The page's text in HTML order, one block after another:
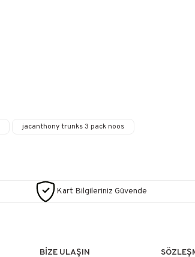
jacanthony trunks 3 pack noos
Kart Bilgileriniz Güvende
BİZE ULAŞIN